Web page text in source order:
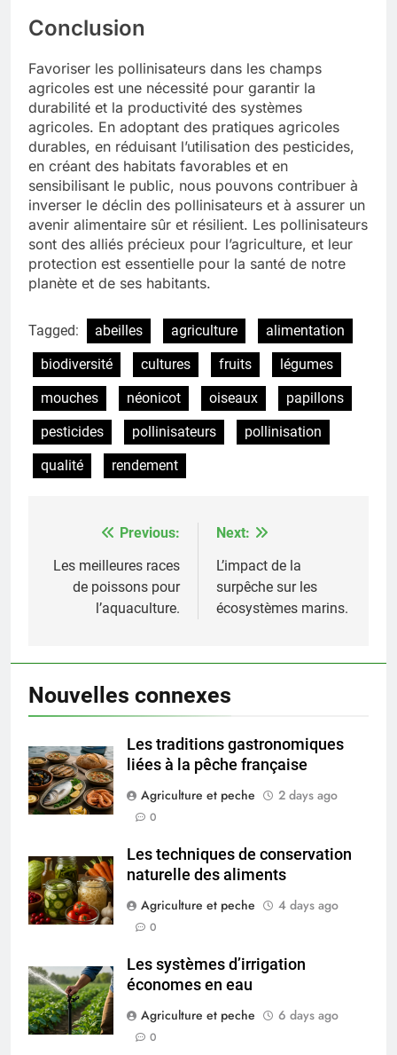
Conclusion
Favoriser les pollinisateurs dans les champs
agricoles est une nécessité pour garantir la
durabilité et la productivité des systèmes
agricoles. En adoptant des pratiques agricoles
durables, en réduisant l’utilisation des pesticides,
en créant des habitats favorables et en
sensibilisant le public, nous pouvons contribuer à
inverser le déclin des pollinisateurs et à assurer un
avenir alimentaire sûr et résilient. Les pollinisateurs
sont des alliés précieux pour l’agriculture, et leur
protection est essentielle pour la santé de notre
planète et de ses habitants.
Tagged: abeilles agriculture
alimentation
biodiversité
cultures fruits
légumes
mouches
néonicot oiseaux
papillons
pesticides
pollinisateurs
pollinisation
qualité
rendement
navigation
Previous:
Les meilleures races
de poissons pour
l’aquaculture.
Next:
L’impact de la
surpêche sur les
écosystèmes marins.
Nouvelles connexes
Les traditions gastronomiques
liées à la pêche française
Agriculture et peche
2 days ago
0
Les techniques de conservation
naturelle des aliments
Agriculture et peche
4 days ago
0
Les systèmes d’irrigation
économes en eau
Agriculture et peche
6 days ago
0